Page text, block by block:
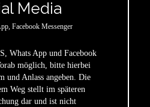
Media
Facebook Messenger
Whats App und Facebook
möglich, bitte hierbei
und Anlass angeben. Die
Weg stellt im späteren
dar und ist nicht